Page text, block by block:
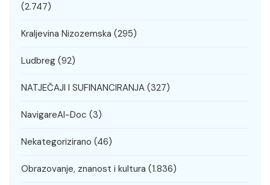
(2.747)
Kraljevina Nizozemska (295)
Ludbreg (92)
NATJEČAJI I SUFINANCIRANJA (327)
NavigareAI-Doc (3)
Nekategorizirano (46)
Obrazovanje, znanost i kultura (1.836)